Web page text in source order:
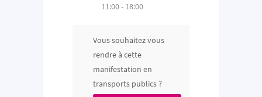
11:00 - 18:00
Vous souhaitez vous
rendre à cette
manifestation en
transports publics ?